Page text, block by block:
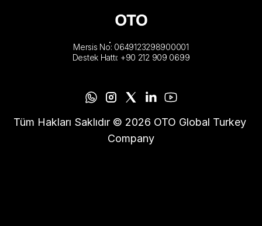
Mersis No: 0649123298900001
Destek Hattı: +90 212 909 0699
Tüm Hakları Saklıdır © 2026 OTO Global Turkey
Company